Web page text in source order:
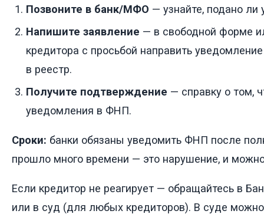
Позвоните в банк/МФО — узнайте, подано
Напишите заявление — в свободной форме
кредитора с просьбой направить
в реестр.
Получите подтверждение — справку о том,
уведомления в ФНП.
Сроки: банки обязаны уведомить ФНП после
прошло много времени — это нарушение, и
Если кредитор не реагирует — обращайтесь в
или в суд (для любых кредиторов). В суде можно